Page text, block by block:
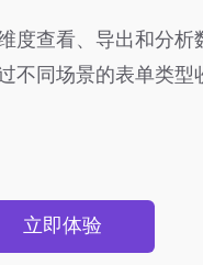
度查看、导出和分析
不同场景的表单类型
立即体验